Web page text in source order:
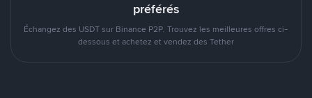
préférés
Échangez des USDT sur Binance P2P. Trouvez les meilleures offres ci-
dessous et achetez et vendez des Tether